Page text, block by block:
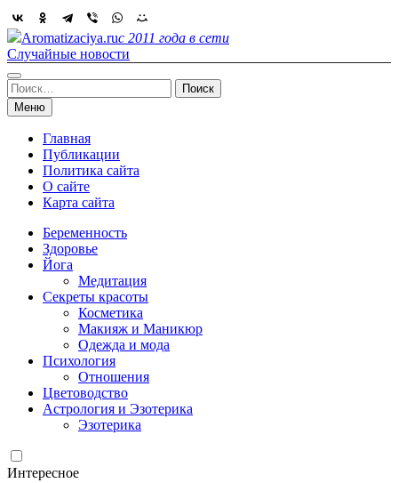
Skip
to
content
Aromatizaciya.ruс 2011 года в сети
Случайные новости
Найти:
Меню
Главная
Публикации
Политика сайта
О сайте
Карта сайта
Беременность
Здоровье
Йога
Медитация
Секреты красоты
Косметика
Макияж и Маникюр
Одежда и мода
Психология
Отношения
Цветоводство
Астрология и Эзотерика
Эзотерика
Интересное